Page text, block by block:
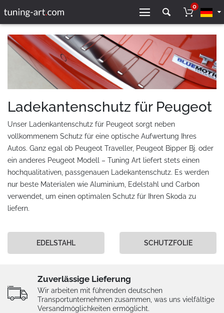
0
Ladekantenschutz für Peugeot
Unser Ladenkantenschutz für Peugeot sorgt neben
vollkommenem Schutz für eine optische Aufwertung Ihres
Autos. Ganz egal ob Peugeot Traveller, Peugeot Bipper Bj. oder
ein anderes Peugeot Modell – Tuning Art liefert stets einen
hochqualitativen, passgenauen Ladekantenschutz. Es werden
nur beste Materialen wie Aluminium, Edelstahl und Carbon
verwendet, um einen optimalen Schutz für Ihren Skoda zu
liefern.
EDELSTAHL SCHUTZFOLIE
Zuverlässige Lieferung
Wir arbeiten mit führenden deutschen
Transportunternehmen zusammen, was uns vielfältige
Versandmöglichkeiten ermöglicht.